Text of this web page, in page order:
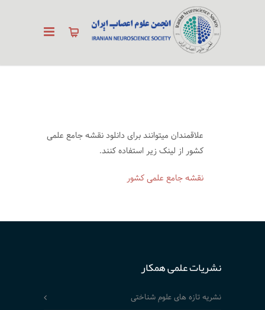
علاقمندان میتوانند برای دانلود نقشه جامع علمی
کشور از لینک زیر استفاده کنند.
نقشه جامع علمی کشور
نشریات علمی همکار
نشریه تازه های علوم شناختی